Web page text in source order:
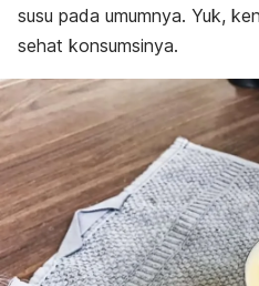
susu pada umumnya. Yuk,
sehat konsumsinya.